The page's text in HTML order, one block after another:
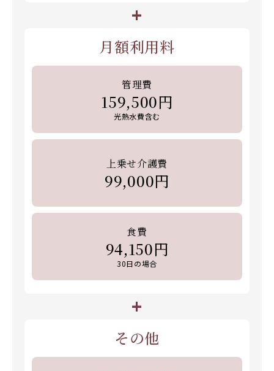
+
月額利用料
管理費
159,500円
光熱水費含む
上乗せ介護費
99,000円
食費
94,150円
30日の場合
+
その他